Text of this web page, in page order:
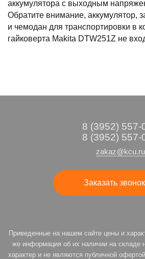
аккумулятора с выходным
Обратите внимание, аккумулятор,
и чемодан для транспортировки в
гайковерта Makita DTW251Z не
8 (3952) 557-
8 (3952) 557-
zakaz@kcu.ru
Заказать звонок
Приведенные на нашем сайте цены и
же информация об их наличии на складе
характер и не являются публичной